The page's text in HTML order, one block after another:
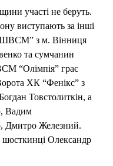
участі не беруть.
виступають за інші
ШВСМ” з м. Вінниця
та сумчанин
“Олімпія” грає
ХК “Фенікс” з
Товстолиткін, а
Вадим
Дмитро Железний.
Олександр